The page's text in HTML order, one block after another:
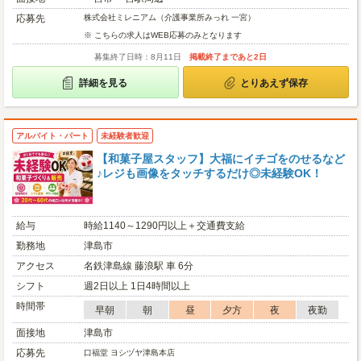
応募先
株式会社ミレニアム（介護事業所みっれ 一宮）
※ こちらの求人はWEB応募のみとなります
募集終了日時：8月11日 掲載終了まであと2日
詳細を見る とりあえず保存
アルバイト・パート 未経験者歓迎
【和菓子屋スタッフ】大福にイチゴをのせるなど
♪レジも画像をタッチするだけ◎未経験OK！
給与
時給1140～1290円以上＋交通費支給
勤務地
津島市
アクセス
名鉄津島線 藤浪駅 車 6分
シフト
週2日以上 1日4時間以上
時間帯
早朝 朝 昼 夕方 夜
夜勤
面接地
津島市
応募先
口福堂 ヨシヅヤ津島本店